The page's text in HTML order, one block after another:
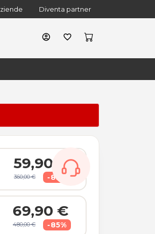
Diventa partner
account_circle favorite_border
59,90 €
360,00 € -83%
69,90 €
480,00 € -85%